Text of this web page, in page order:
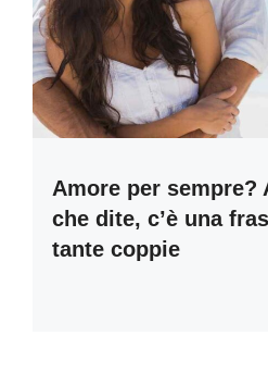
Amore per sempre?
che dite, c’è una
tante coppie